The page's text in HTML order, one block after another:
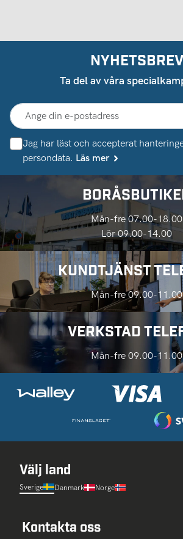
NYHETSBREV
Ta del av våra
Jag har läst och accepterat
persondata. Läs mer
Mån-fre 07.00-18.00
Lör 09.00-14.00
KUNDTJÄNST
Mån-fre 09.00-11.00
VERKSTAD
Mån-fre 09.00-11.00
Välj land
Sverige Danmark Norge
Kontakta oss